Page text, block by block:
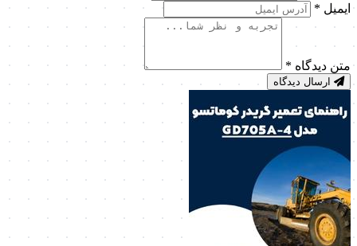
ایمیل *
متن دیدگاه *
ارسال دیدگاه